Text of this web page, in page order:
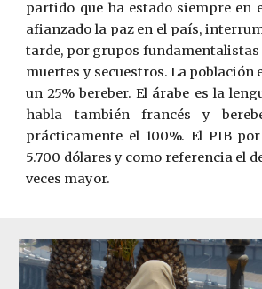
partido que ha estado siempre en
afianzado la paz en el país,
tarde, por grupos fundamentalistas
muertes y secuestros. La población
un 25% bereber. El árabe es la
habla también francés y
prácticamente el 100%. El PIB
5.700 dólares y como referencia el
veces mayor.